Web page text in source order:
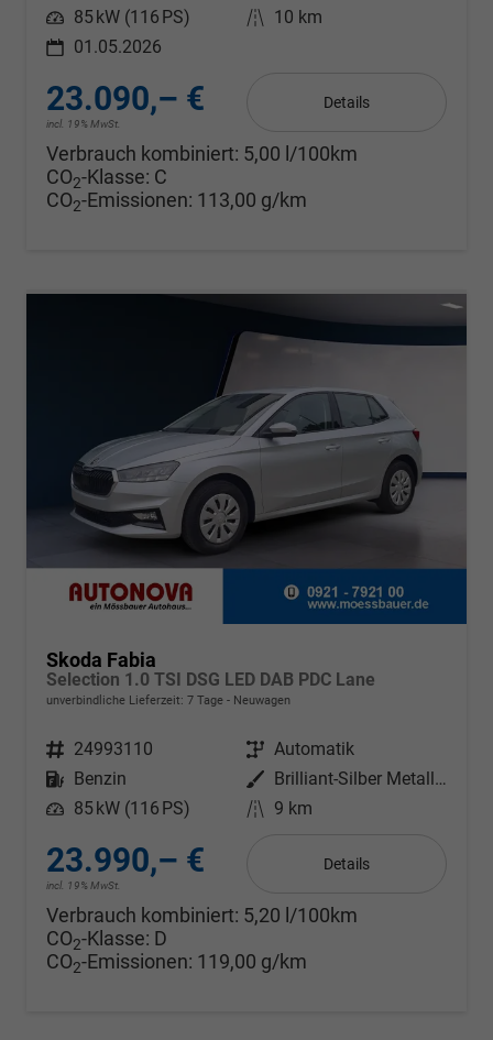
Leistung 85 kW (116 PS) Kilometerstand 10 km
01.05.2026
23.090,– €
incl. 19% MwSt.
Details
Verbrauch kombiniert: 5,00 l/100km
CO2-Klasse: C
CO2-Emissionen: 113,00 g/km
Skoda Fabia
Selection 1.0 TSI DSG LED DAB PDC Lane
unverbindliche Lieferzeit: 7 Tage Neuwagen
Fahrzeugnr. 24993110 Getriebe Automatik
Kraftstoff
Benzin Außenfarbe
Brilliant-Silber Metallic
Leistung 85 kW (116 PS) Kilometerstand 9 km
23.990,– €
incl. 19% MwSt.
Details
Verbrauch kombiniert: 5,20 l/100km
CO2-Klasse: D
CO2-Emissionen: 119,00 g/km